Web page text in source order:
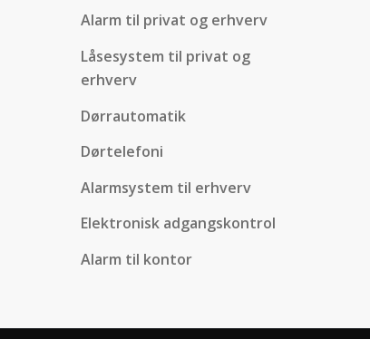
Alarm til privat og erhverv
Låsesystem til privat og
erhverv
Dørrautomatik
Dørtelefoni
Alarmsystem til erhverv
Elektronisk adgangskontrol
Alarm til kontor